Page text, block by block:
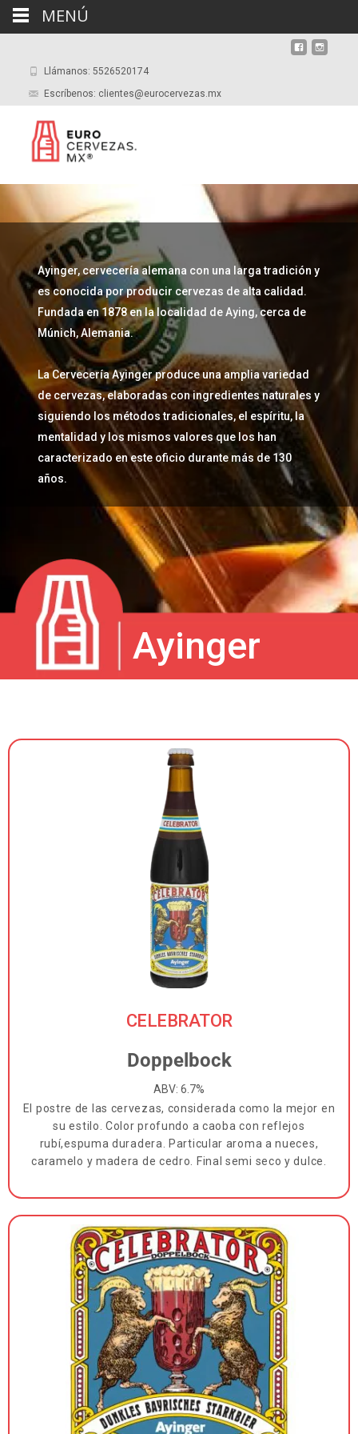
Llámanos: 5526520174
Escríbenos: clientes@eurocervezas.mx
Ayinger
Ayinger, cervecería alemana con una larga tradición y
es conocida por producir cervezas de alta calidad.
Fundada en 1878 en la localidad de Aying, cerca de
Múnich, Alemania.
La Cervecería Ayinger produce una amplia variedad
de cervezas, elaboradas con ingredientes naturales y
siguiendo los métodos tradicionales, el espíritu, la
mentalidad y los mismos valores que los han
caracterizado en este oficio durante más de 130
años.
CELEBRATOR​
Doppelbock
ABV: 6.7%
El postre de las cervezas, considerada como la mejor en
su estilo. Color profundo a caoba con reflejos
rubí,espuma duradera. Particular aroma a nueces,
caramelo y madera de cedro. Final semi seco y dulce.
MENÚ